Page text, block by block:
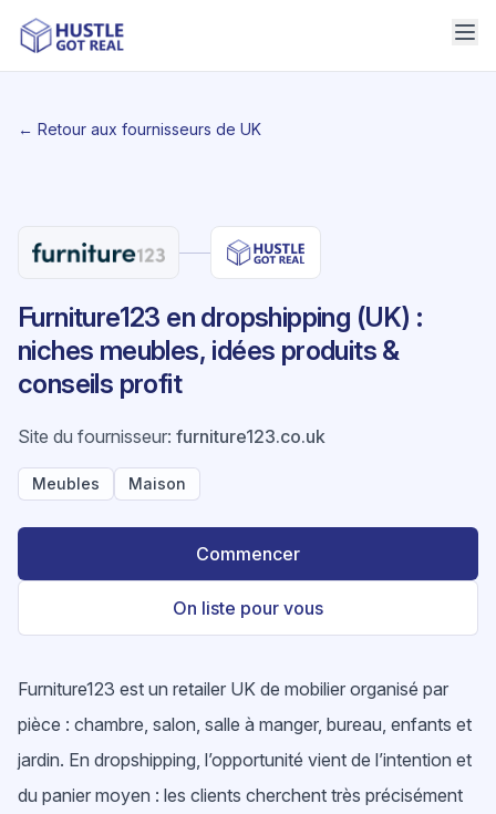
← Retour aux fournisseurs de UK
Furniture123 en dropshipping (UK) :
niches meubles, idées produits &
conseils profit
Site du fournisseur: furniture123.co.uk
Meubles Maison
Commencer
On liste pour vous
Furniture123 est un retailer UK de mobilier organisé par
pièce : chambre, salon, salle à manger, bureau, enfants et
jardin. En dropshipping, l’opportunité vient de l’intention et
du panier moyen : les clients cherchent très précisément